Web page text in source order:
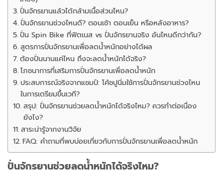
ปั่นจักรยานแล้วได้กล้ามเนื้อส่วนไหน?
ปั่นจักรยานช่วงไหนดี? ตอนเช้า ตอนเย็น หรือหลังอาหาร?
ปั่น Spin Bike ที่ฟิตเนส vs ปั่นจักรยานจริง อันไหนดีกว่ากัน?
สูตรการปั่นจักรยานเพื่อลดน้ำหนักอย่างได้ผล
ต้องปั่นนานแค่ไหน ถึงจะลดน้ำหนักได้จริง?
โภชนาการที่เสริมการปั่นจักรยานเพื่อลดน้ำหนัก
ประสบการณ์จริงจากแชมป์: โค้ชปูนิ่มใช้การปั่นจักรยานช่วงไหน
ในการเตรียมขึ้นเวที?
สรุป: ปั่นจักรยานช่วยลดน้ำหนักได้จริงไหม? ควรทำต่อเนื่อง
ยังไง?
สาระน่ารู้จากงานวิจัย
FAQ: คำถามที่พบบ่อยเกี่ยวกับการปั่นจักรยานเพื่อลดน้ำหนัก
ปั่นจักรยานช่วยลดน้ำหนักได้จริงไหม?